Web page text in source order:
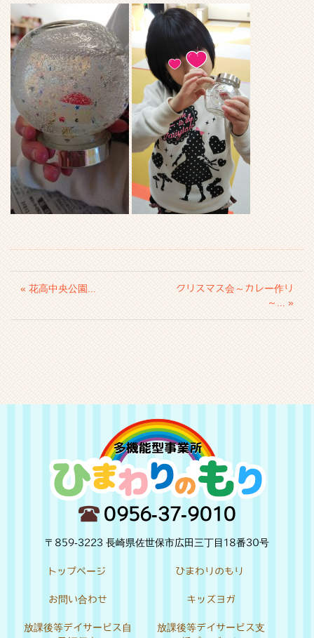
« 花高中央公園...
クリスマス会～カレー作り
～... »
0956-37-9010
〒859-3223 長崎県佐世保市広田三丁目18番30号
トップページ ひまわりのもり
お問い合わせ キッズヨガ
放課後等デイサービス自
放課後等デイサービス支